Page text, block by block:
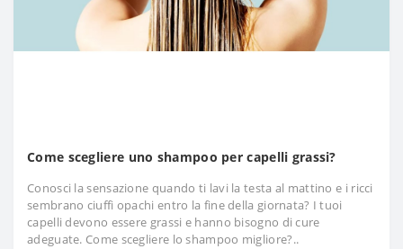
Come scegliere uno shampoo per capelli grassi?
Conosci la sensazione quando ti lavi la testa al mattino e i ricci
sembrano ciuffi opachi entro la fine della giornata? I tuoi
capelli devono essere grassi e hanno bisogno di cure
adeguate. Come scegliere lo shampoo migliore?..